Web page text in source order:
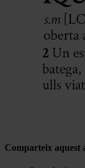
Comparteix aquest